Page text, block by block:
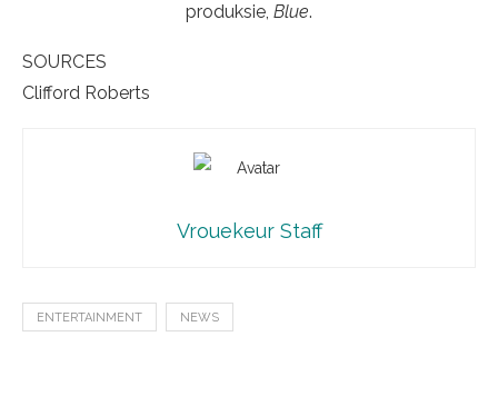
produksie, Blue.
SOURCES
Clifford Roberts
Vrouekeur Staff
ENTERTAINMENT NEWS